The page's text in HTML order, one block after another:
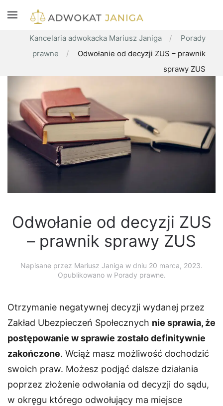
Kancelaria adwokacka Mariusz Janiga
Porady
prawne
Odwołanie od decyzji ZUS – prawnik
sprawy ZUS
Odwołanie od decyzji ZUS
– prawnik sprawy ZUS
Napisane przez Mariusz Janiga w dniu 20 marca, 2023.
Opublikowano w Porady prawne.
Otrzymanie negatywnej decyzji wydanej przez
Zakład Ubezpieczeń Społecznych nie sprawia, że
postępowanie w sprawie zostało definitywnie
zakończone. Wciąż masz możliwość dochodzić
swoich praw. Możesz podjąć dalsze działania
poprzez złożenie odwołania od decyzji do sądu,
w okręgu którego odwołujący ma miejsce